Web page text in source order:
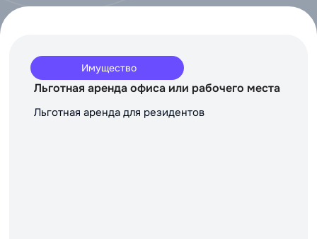
Имущество
Льготная аренда офиса или рабочего места
Льготная аренда для резидентов